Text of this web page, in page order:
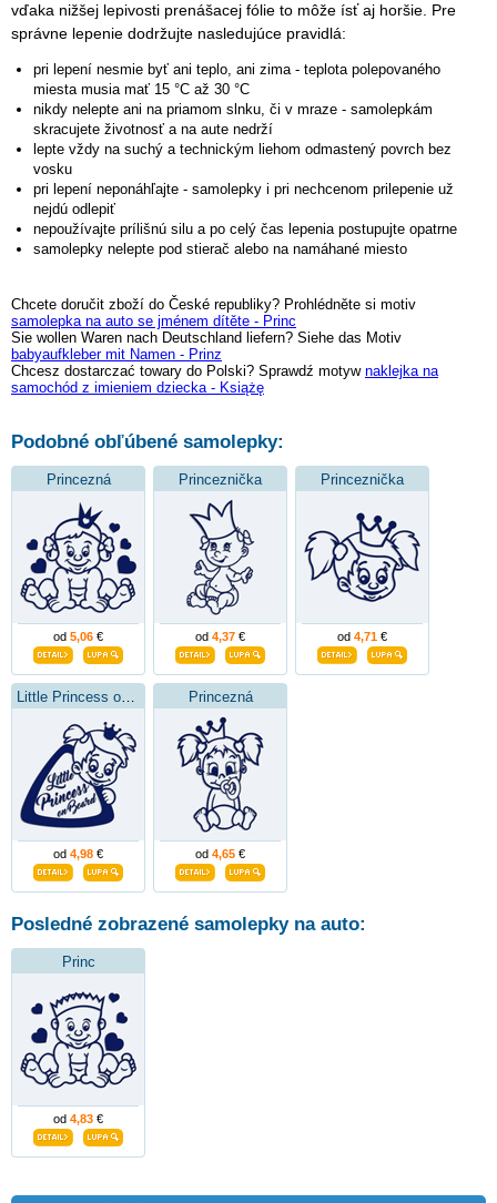
vďaka nižšej lepivosti prenášacej fólie to môže ísť aj horšie. Pre
správne lepenie dodržujte nasledujúce pravidlá:
pri lepení nesmie byť ani teplo, ani zima - teplota polepovaného
miesta musia mať 15 °C až 30 °C
nikdy nelepte ani na priamom slnku, či v mraze - samolepkám
skracujete životnosť a na aute nedrží
lepte vždy na suchý a technickým liehom odmastený povrch bez
vosku
pri lepení neponáhľajte - samolepky i pri nechcenom prilepenie už
nejdú odlepiť
nepoužívajte prílišnú silu a po celý čas lepenia postupujte opatrne
samolepky nelepte pod stierač alebo na namáhané miesto
Chcete doručit zboží do České republiky? Prohlédněte si motiv
samolepka na auto se jménem dítěte - Princ
Sie wollen Waren nach Deutschland liefern? Siehe das Motiv
babyaufkleber mit Namen - Prinz
Chcesz dostarczać towary do Polski? Sprawdź motyw naklejka na
samochód z imieniem dziecka - Książę
Podobné obľúbené samolepky:
Princezná
od 5,06 €
Princeznička
od 4,37 €
Princeznička
od 4,71 €
Little Princess on Board
od 4,98 €
Princezná
od 4,65 €
Posledné zobrazené samolepky na auto:
Princ
od 4,83 €